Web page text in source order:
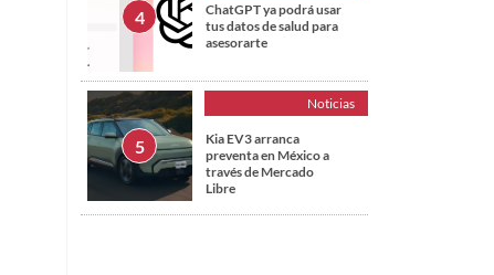
ChatGPT ya podrá usar
tus datos de salud para
asesorarte
Noticias
Kia EV3 arranca
preventa en México a
través de Mercado
Libre